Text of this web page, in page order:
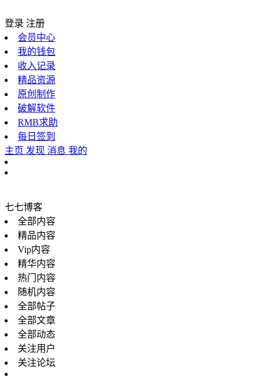
登录 注册
会员中心
我的钱包
收入记录
精品资源
原创制作
破解软件
RMB求助
每日签到
主页 发现 消息 我的
七七博客
全部内容
精品内容
Vip内容
精华内容
热门内容
随机内容
全部帖子
全部文章
全部动态
关注用户
关注论坛